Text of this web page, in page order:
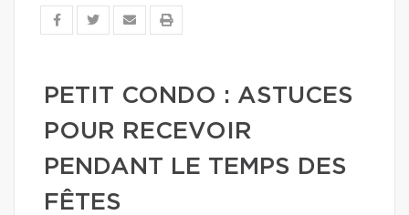
PETIT CONDO : ASTUCES
POUR RECEVOIR
PENDANT LE TEMPS DES
FÊTES